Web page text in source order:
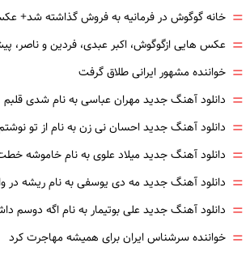
= خانه گوگوش در فرمانیه به فروش گذاشته شد+
= عکس هایی ازگوگوش، اکبر عبدی، فردین و ناصر،
= خواننده مشهور ایرانی طلاق گرفت
= دانلود آهنگ جدید مهران عباسی به نام شدی قلبم
= دانلود آهنگ جدید احسان نی زن به نام از تو
= دانلود آهنگ جدید میلاد علوی به نام خاموشه
= دانلود آهنگ جدید مه دی یوسفی به نام ریشه در
= دانلود آهنگ جدید علی بوتیمار به نام اگه دوسم
= خواننده سرشناس ایران برای همیشه مهاجرت کرد